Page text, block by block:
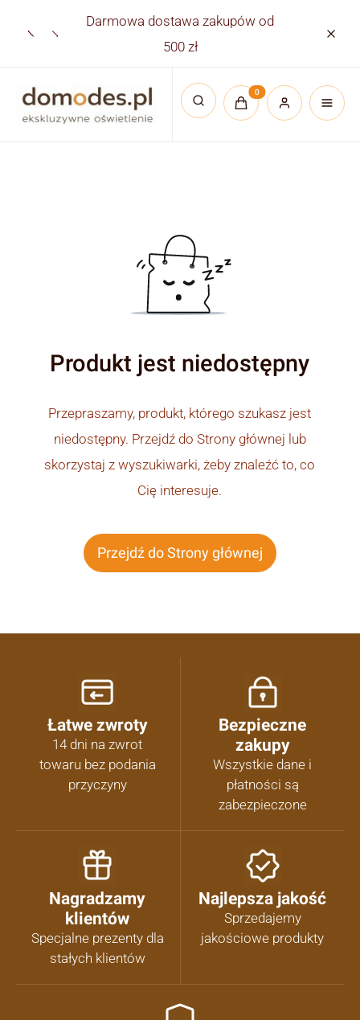
Darmowa dostawa zakupów od
500 zł
Otwórz wyszukiwarkę
Produkty w
Produkt jest niedostępny
Przepraszamy, produkt, którego szukasz jest
niedostępny. Przejdź do Strony głównej lub
skorzystaj z wyszukiwarki, żeby znaleźć to, co
Cię interesuje.
Przejdź do Strony głównej
Łatwe zwroty
14 dni na zwrot
towaru bez podania
przyczyny
Bezpieczne
zakupy
Wszystkie dane i
płatności są
zabezpieczone
Nagradzamy
klientów
Specjalne prezenty dla
stałych klientów
Najlepsza jakość
Sprzedajemy
jakościowe produkty